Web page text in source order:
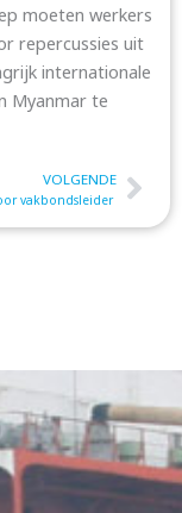
moeten werkers
repercussies uit
internationale
Myanmar te
VOLGENDE
vakbondsleider